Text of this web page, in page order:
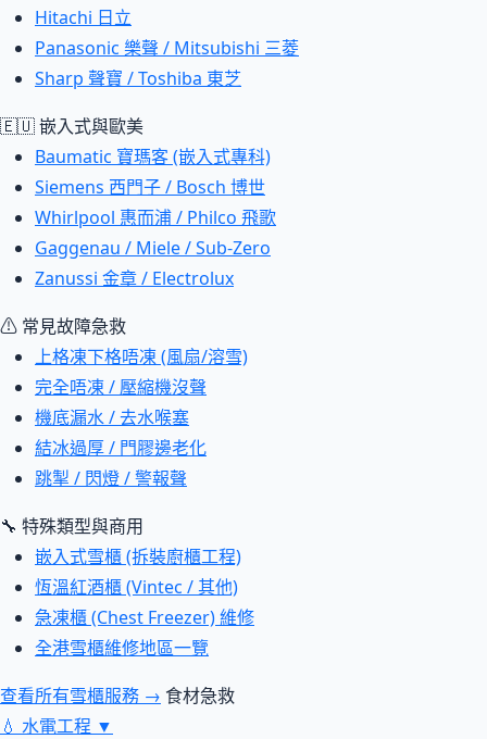
Hitachi 日立
Panasonic 樂聲 / Mitsubishi 三菱
Sharp 聲寶 / Toshiba 東芝
🇪🇺 嵌入式與歐美
Baumatic 寶瑪客 (嵌入式專科)
Siemens 西門子 / Bosch 博世
Whirlpool 惠而浦 / Philco 飛歌
Gaggenau / Miele / Sub-Zero
Zanussi 金章 / Electrolux
⚠ 常見故障急救
上格凍下格唔凍 (風扇/溶雪)
完全唔凍 / 壓縮機沒聲
機底漏水 / 去水喉塞
結冰過厚 / 門膠邊老化
跳掣 / 閃燈 / 警報聲
🔧 特殊類型與商用
嵌入式雪櫃 (拆裝廚櫃工程)
恆溫紅酒櫃 (Vintec / 其他)
急凍櫃 (Chest Freezer) 維修
全港雪櫃維修地區一覽
查看所有雪櫃服務 → 食材急救
💧 水電工程 ▼